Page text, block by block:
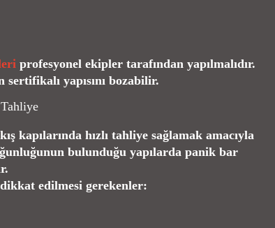
profesyonel ekipler tarafından yapılmalıdır.
sertifikalı yapısını bozabilir.
kapılarında hızlı tahliye sağlamak amacıyla
bulunduğu yapılarda panik bar
edilmesi gerekenler: